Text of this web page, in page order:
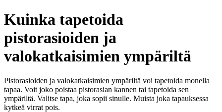
Kuinka tapetoida
pistorasioiden ja
valokatkaisimien ympäriltä
Pistorasioiden ja valokatkaisimien ympäriltä voi tapetoida monella
tapaa. Voit joko poistaa pistorasian kannen tai tapetoida sen
ympäriltä. Valitse tapa, joka sopii sinulle. Muista joka tapauksessa
kytkeä virrat pois.